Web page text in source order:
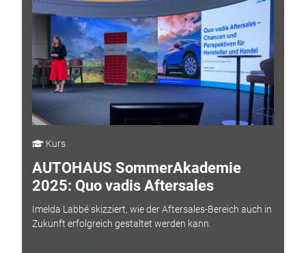
Kurs
AUTOHAUS SommerAkademie
2025: Quo vadis Aftersales
Imelda Labbé skizziert, wie der Aftersales-Bereich auch in
Zukunft erfolgreich gestaltet werden kann.